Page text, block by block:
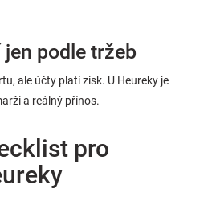
podle tržeb
ale účty platí zisk. U Heureky je
a reálný přínos.
pro